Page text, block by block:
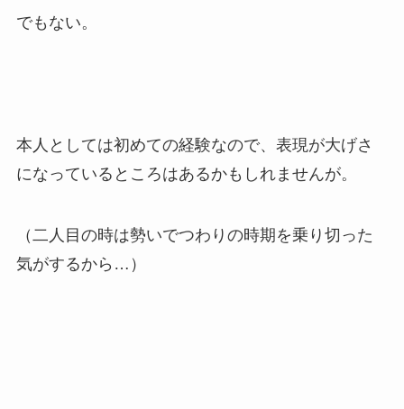
でもない。
本人としては初めての経験なので、表現が大げさ
になっているところはあるかもしれませんが。
（二人目の時は勢いでつわりの時期を乗り切った
気がするから…）